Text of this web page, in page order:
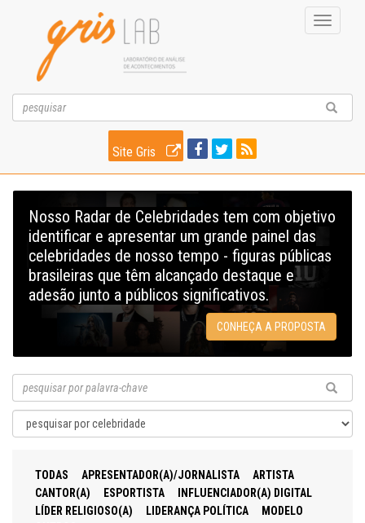
Toggle
Site Gris
Nosso Radar de Celebridades tem com objetivo
identificar e apresentar um grande painel das
celebridades de nosso tempo - figuras públicas
brasileiras que têm alcançado destaque e
adesão junto a públicos significativos.
CONHEÇA A PROPOSTA
TODAS APRESENTADOR(A)/JORNALISTA
ARTISTA
CANTOR(A)
ESPORTISTA
INFLUENCIADOR(A) DIGITAL
LÍDER RELIGIOSO(A)
LIDERANÇA POLÍTICA
MODELO